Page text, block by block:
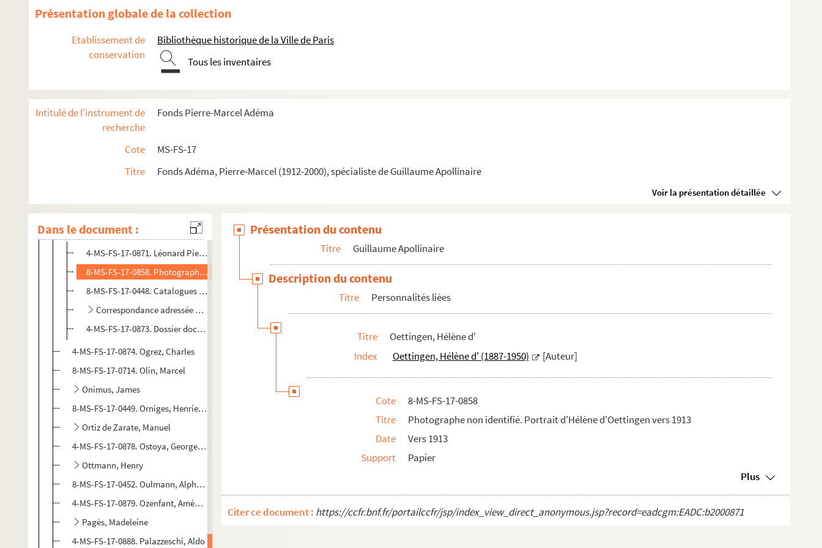
Présentation globale de la collection
Etablissement de
conservation
Bibliothèque historique de la Ville de Paris
Tous les inventaires
Intitulé de l'instrument de
recherche
Fonds Pierre-Marcel Adéma
Cote
MS-FS-17
Titre
Fonds Adéma, Pierre-Marcel (1912-2000), spécialiste de Guillaume Apollinaire
Voir la présentation détaillée
Dans le document :
4-MS-FS-17-0864. Monfreid, Georges Daniel de
4-MS-FS-17-0863. Montfort, Eugène
4-MS-FS-17-0865. Moréas, Jean
8-MS-FS-17-0442. Mortier, Pierre
4-MS-FS-17-0866. Mortier, Robert
4-MS-FS-17-0867. Nageotte, Marie
4-MS-FS-17-0868. Natanson, Thadée
8-MS-FS-17-0444. Nignon, Edouard
Oettingen, Hélène d'
4-MS-FS-17-0871. Léonard Pieux (pseudonyme d'Hélène d'Oettingen). "A Guillaume Apollinaire",
8-MS-FS-17-0858. Photographe non identifié. Portrait d'Hélène d'Oettingen vers 1913
8-MS-FS-17-0448. Catalogues d'expositions de peintures de François Angiboult (pseudonyme d'Hélène d'Oettingen)
Correspondance adressée à Hélène d'Oettingen
4-MS-FS-17-0873. Dossier documentaire
4-MS-FS-17-0874. Ogrez, Charles
8-MS-FS-17-0714. Olin, Marcel
Onimus, James
8-MS-FS-17-0449. Orniges, Henriette d'
Ortiz de Zarate, Manuel
4-MS-FS-17-0878. Ostoya, Georges d'
Ottmann, Henry
8-MS-FS-17-0452. Oulmann, Alphonse
4-MS-FS-17-0879. Ozenfant, Amédée
Pagès, Madeleine
4-MS-FS-17-0888. Palazzeschi, Aldo
Présentation du contenu
Titre Guillaume Apollinaire
Description du contenu
Titre Personnalités liées
Titre
Oettingen, Hélène d'
Index
Oettingen, Hélène d' (1887-1950) [Auteur]
Cote
8-MS-FS-17-0858
Titre
Photographe non identifié. Portrait d'Hélène d'Oettingen vers 1913
Date
Vers 1913
Support
Papier
Plus
Citer ce document : https://ccfr.bnf.fr/portailccfr/jsp/index_view_direct_anonymous.jsp?record=eadcgm:EADC:b2000871